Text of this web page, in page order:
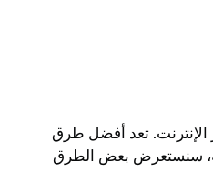
الإنترنت. تعد أفضل طرق
سنستعرض بعض الطرق